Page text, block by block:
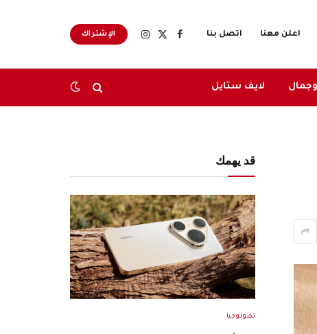
اعلن معنا اتصل بنا
فيسبوك
X
الانستغرام
الإشتراك
لايف ستايل
قد يهمك
تكنولوجيا